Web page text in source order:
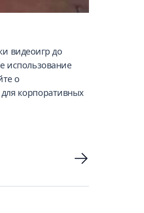
видеоигр до
использование
о
корпоративных